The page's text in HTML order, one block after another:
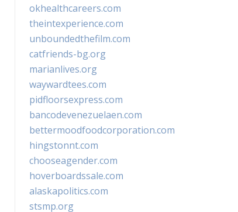
okhealthcareers.com
theintexperience.com
unboundedthefilm.com
catfriends-bg.org
marianlives.org
waywardtees.com
pidfloorsexpress.com
bancodevenezuelaen.com
bettermoodfoodcorporation.com
hingstonnt.com
chooseagender.com
hoverboardssale.com
alaskapolitics.com
stsmp.org